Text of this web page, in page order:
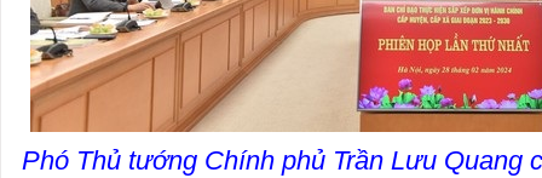
Phó Thủ tướng Chính phủ Trần Lưu Quang